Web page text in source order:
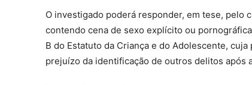
O investigado poderá responder, em tese, pelo
contendo cena de sexo explícito ou
B do Estatuto da Criança e do Adolescente,
prejuízo da identificação de outros delitos após